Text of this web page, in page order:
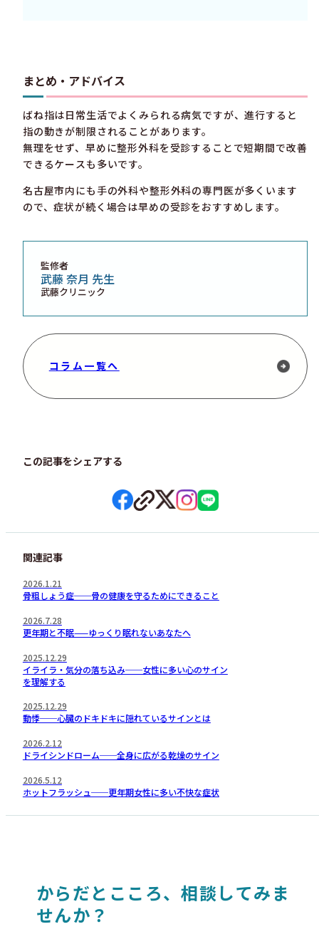
まとめ・アドバイス
ばね指は日常生活でよくみられる病気ですが、進行すると
指の動きが制限されることがあります。
無理をせず、早めに整形外科を受診することで短期間で改善
できるケースも多いです。
名古屋市内にも手の外科や整形外科の専門医が多くいます
ので、症状が続く場合は早めの受診をおすすめします。
監修者
武藤 奈月 先生
武藤クリニック
コラム一覧へ
この記事をシェアする
関連記事
2026.1.21
骨粗しょう症──骨の健康を守るためにできること
2026.7.28
更年期と不眠——ゆっくり眠れないあなたへ
2025.12.29
イライラ・気分の落ち込み──女性に多い心のサイン
を理解する
2025.12.29
動悸──心臓のドキドキに隠れているサインとは
2026.2.12
ドライシンドローム──全身に広がる乾燥のサイン
2026.5.12
ホットフラッシュ──更年期女性に多い不快な症状
からだとこころ、相談してみま
せんか？